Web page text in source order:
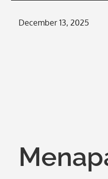
Posted
December 13, 2025